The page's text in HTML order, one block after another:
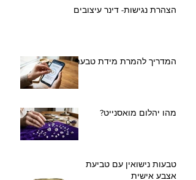
הצהרת נגישות- דינר עיצובים
המדריך להמרת מידת טבעת
מהו יהלום מואסנייט?
טבעות נישואין עם טביעת
אצבע אישית